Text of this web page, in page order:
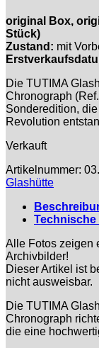
original Box,
Stück)
Zustand: mit
Die TUTIMA
Chronograph
Sonderedition,
Revolution
Verkauft
Artikelnummer:
Glashütte
Technische
Alle Fotos zeigen
Archivbilder!
Dieser Artikel ist
nicht ausweisbar.
Die TUTIMA
Chronograph
die eine